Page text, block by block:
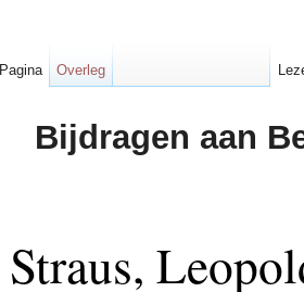
Bijdragen aan
Straus,
Pagina Overleg